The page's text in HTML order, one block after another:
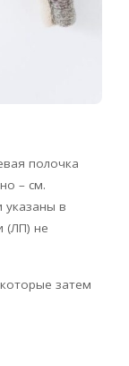
полочка
– см.
указаны в
(ЛП) не
затем